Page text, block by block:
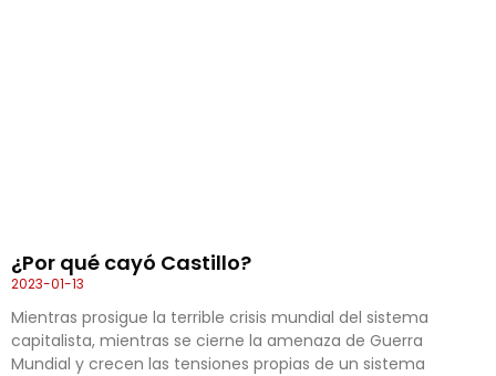
¿Por qué cayó Castillo?
2023-01-13
Mientras prosigue la terrible crisis mundial del sistema
capitalista, mientras se cierne la amenaza de Guerra
Mundial y crecen las tensiones propias de un sistema